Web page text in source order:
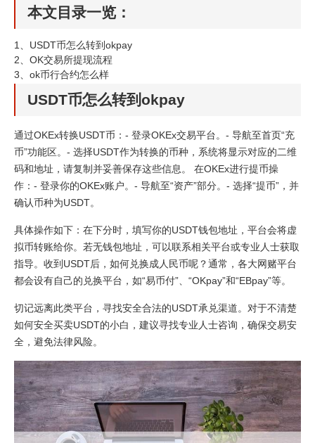
本文目录一览：
1、 USDT币怎么转到okpay
2、 OK交易所提现流程
3、 ok币行合约怎么样
USDT币怎么转到okpay
通过OKEx转换USDT币：- 登录OKEx交易平台。- 导航至首页“充
币”功能区。- 选择USDT作为转换的币种，系统将显示对应的二维
码和地址，请复制并妥善保存这些信息。 在OKEx进行提币操
作：- 登录你的OKEx账户。- 导航至“资产”部分。- 选择“提币”，并
确认币种为USDT。
具体操作如下：在下分时，填写你的USDT钱包地址，平台会将虚
拟币转账给你。若无钱包地址，可以联系相关平台或专业人士获取
指导。收到USDT后，如何兑换成人民币呢？通常，各大网赌平台
都会设有自己的兑换平台，如“易币付”、“OKpay”和“EBpay”等。
切记远离此类平台，寻找安全合法的USDT承兑渠道。对于不清楚
如何安全买卖USDT的小白，建议寻找专业人士咨询，确保交易安
全，避免法律风险。